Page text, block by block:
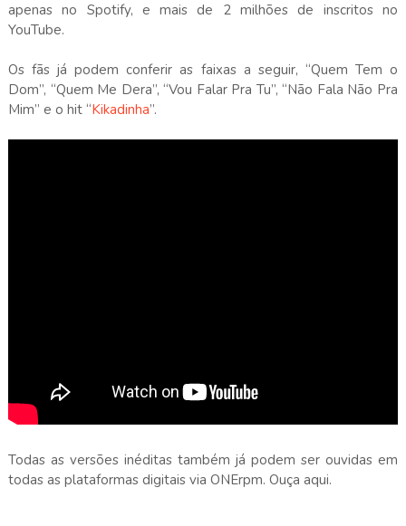
apenas no Spotify, e mais de 2 milhões de inscritos no
YouTube.
Os fãs já podem conferir as faixas a seguir, “Quem Tem o
Dom”, “Quem Me Dera”, “Vou Falar Pra Tu”, “Não Fala Não Pra
Mim” e o hit “Kikadinha”.
Todas as versões inéditas também já podem ser ouvidas em
todas as plataformas digitais via ONErpm. Ouça aqui.